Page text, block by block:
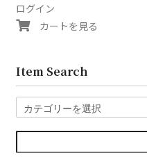
ログイン
カートを見る
Item Search